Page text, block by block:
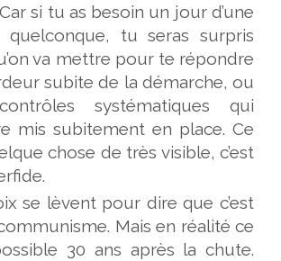
si tu as besoin un jour d’une
quelconque, tu seras surpris
va mettre pour te répondre
subite de la démarche, ou
systématiques qui
mis subitement en place. Ce
chose de très visible, c’est
se lèvent pour dire que c’est
Mais en réalité ce
30 ans après la chute.